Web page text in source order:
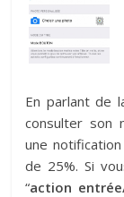
En parlant de
consulter son
une
de 25%. Si
“action